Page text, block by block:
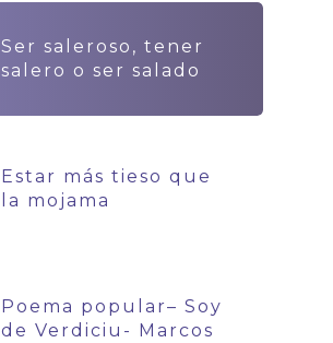
Ser saleroso, tener
salero o ser salado
Estar más tieso que
la mojama
Poema popular– Soy
de Verdiciu- Marcos